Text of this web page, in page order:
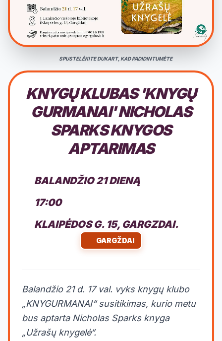
SPUSTELĖKITE DUKART, KAD PADIDINTUMĖTE
KNYGŲ KLUBAS 'KNYGŲ
GURMANAI' NICHOLAS
SPARKS KNYGOS
APTARIMAS
BALANDŽIO 21 DIENĄ
17:00
KLAIPĖDOS G. 15, GARGZDAI.
GARGŽDAI
Balandžio 21 d. 17 val. vyks knygų klubo
„KNYGURMANAI“ susitikimas, kurio metu
bus aptarta Nicholas Sparks knyga
„Užrašų knygelė“.